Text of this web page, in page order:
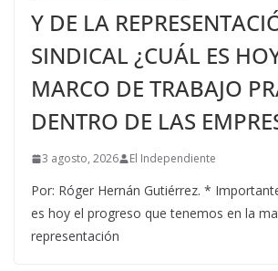
Y DE LA
SINDICAL ¿CUÁL ES
MARCO DE TRABAJO
DENTRO DE LAS
3 agosto, 2026 El Independiente
Por: Róger Hernán Gutiérrez. *
es hoy el progreso que tenemos en la
representación